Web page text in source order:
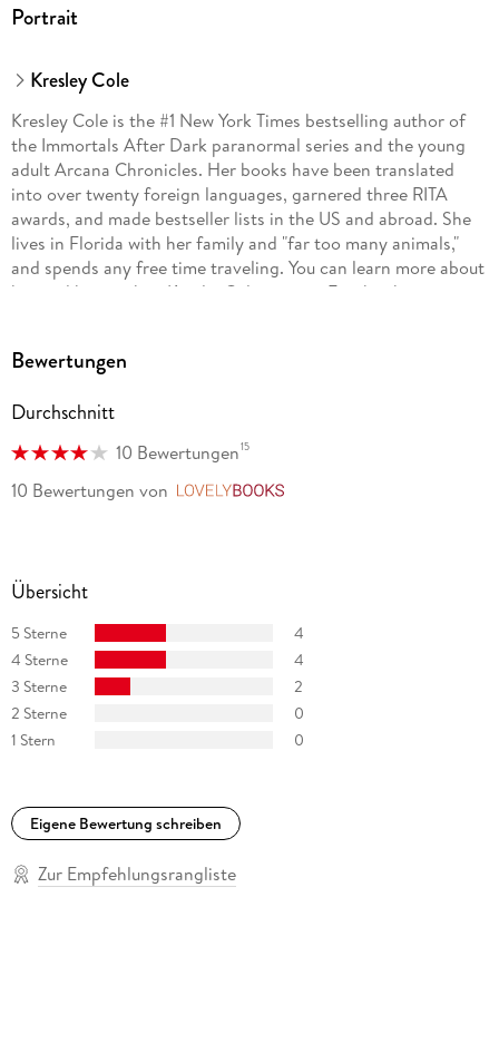
Portrait
Kresley Cole
Kresley Cole is the #1 New York Times bestselling author of
the Immortals After Dark paranormal series and the young
adult Arcana Chronicles. Her books have been translated
into over twenty foreign languages, garnered three RITA
awards, and made bestseller lists in the US and abroad. She
lives in Florida with her family and "far too many animals,"
and spends any free time traveling. You can learn more about
her and her work at KresleyCole. com or Facebook.
Bewertungen
Durchschnitt
10 Bewertungen15
10 Bewertungen von
Übersicht
5 Sterne
4
4 Sterne
4
3 Sterne
2
2 Sterne
0
1 Stern
0
Eigene Bewertung schreiben
Zur Empfehlungsrangliste